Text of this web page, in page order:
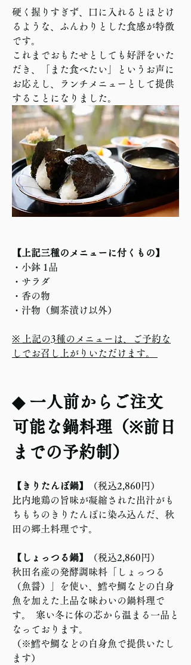
硬く握りすぎず、口に入れるとほどけ
るような、ふんわりとした食感が特徴
です。
これまでおもたせとしても好評をいた
だき、「また食べたい」というお声に
お応えし、ランチメニューとして提供
することになりました。
【上記三種のメニューに付くもの】
・小鉢 1品
・サラダ
・香の物
・汁物（鯛茶漬け以外）
※ 上記の3種のメニューは、ご予約な
しでお召し上がりいただけます。
◆ 一人前からご注文
可能な鍋料理（※前日
までの予約制）
【きりたんぽ鍋】
（税込2,860円）
比内地鶏の旨味が凝縮された出汁がも
ちもちのきりたんぽに染み込んだ、秋
田の郷土料理です。
【しょっつる鍋】
（税込2,860円）
秋田名産の発酵調味料「しょっつる
（魚醤）」を使い、鱈や鯛などの白身
魚を加えた上品な味わいの鍋料理で
す。  寒い冬に体の芯から温まる一品と
なっております。
（※鱈や鯛などの白身魚で提供いたし
ます）